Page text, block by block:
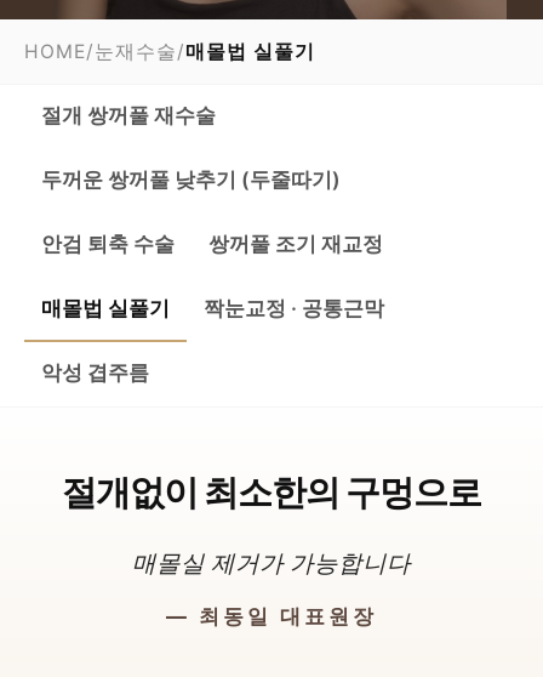
HOME/눈재수술/매몰법 실풀기
절개 쌍꺼풀 재수술
두꺼운 쌍꺼풀 낮추기 (두줄따기)
안검 퇴축 수술 쌍꺼풀 조기 재교정
매몰법 실풀기 짝눈교정 · 공통근막
악성 겹주름
절개없이 최소한의 구멍으로
매몰실 제거가 가능합니다
— 최동일 대표원장